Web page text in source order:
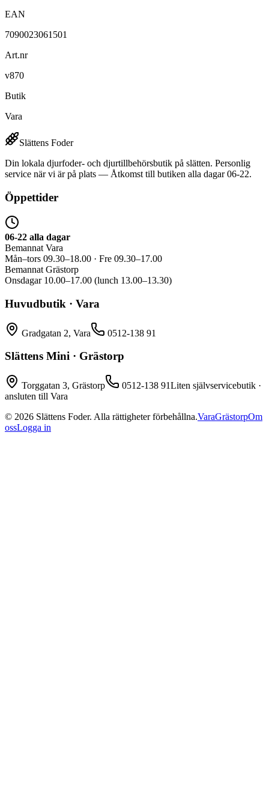
EAN
7090023061501
Art.nr
v870
Butik
Vara
Slättens Foder
Din lokala djurfoder- och djurtillbehörsbutik på slätten. Personlig
service när vi är på plats — Åtkomst till butiken alla dagar 06-22.
Öppettider
06-22 alla dagar
Bemannat Vara
Mån–tors 09.30–18.00 · Fre 09.30–17.00
Bemannat Grästorp
Onsdagar 10.00–17.00 (lunch 13.00–13.30)
Huvudbutik · Vara
Gradgatan 2, Vara 0512-138 91
Slättens Mini · Grästorp
Torggatan 3, Grästorp 0512-138 91Liten självservicebutik ·
ansluten till Vara
© 2026 Slättens Foder. Alla rättigheter förbehållna.VaraGrästorpOm
ossLogga in